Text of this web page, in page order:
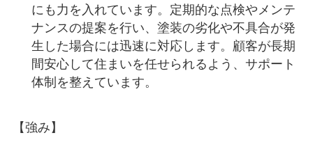
にも力を入れています。定期的な点検やメンテ
ナンスの提案を行い、塗装の劣化や不具合が発
生した場合には迅速に対応します。顧客が長期
間安心して住まいを任せられるよう、サポート
体制を整えています。
【強み】